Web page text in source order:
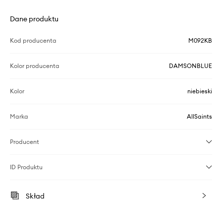
Dane produktu
Kod producenta M092KB
Kolor producenta DAMSONBLUE
Kolor niebieski
Marka AllSaints
Producent
ID Produktu
Skład